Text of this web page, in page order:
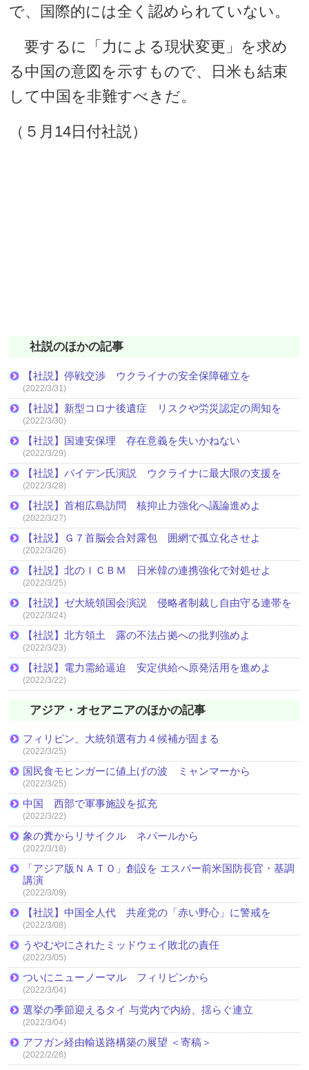
で、国際的には全く認められていない。
要するに「力による現状変更」を求め
る中国の意図を示すもので、日米も結束
して中国を非難すべきだ。
（５月14日付社説）
社説のほかの記事
【社説】停戦交渉 ウクライナの安全保障確立を
(2022/3/31)
【社説】新型コロナ後遺症 リスクや労災認定の周知を
(2022/3/30)
【社説】国連安保理 存在意義を失いかねない
(2022/3/29)
【社説】バイデン氏演説 ウクライナに最大限の支援を
(2022/3/28)
【社説】首相広島訪問 核抑止力強化へ議論進めよ
(2022/3/27)
【社説】Ｇ７首脳会合対露包 囲網で孤立化させよ
(2022/3/26)
【社説】北のＩＣＢＭ 日米韓の連携強化で対処せよ
(2022/3/25)
【社説】ゼ大統領国会演説 侵略者制裁し自由守る連帯を
(2022/3/24)
【社説】北方領土 露の不法占拠への批判強めよ
(2022/3/23)
【社説】電力需給逼迫 安定供給へ原発活用を進めよ
(2022/3/22)
アジア・オセアニアのほかの記事
フィリピン、大統領選有力４候補が固まる
(2022/3/25)
国民食モヒンガーに値上げの波 ミャンマーから
(2022/3/25)
中国 西部で軍事施設を拡充
(2022/3/22)
象の糞からリサイクル ネパールから
(2022/3/18)
「アジア版ＮＡＴＯ」創設を エスパー前米国防長官・基調
講演
(2022/3/09)
【社説】中国全人代 共産党の「赤い野心」に警戒を
(2022/3/08)
うやむやにされたミッドウェイ敗北の責任
(2022/3/05)
ついにニューノーマル フィリピンから
(2022/3/04)
選挙の季節迎えるタイ 与党内で内紛、揺らぐ連立
(2022/3/04)
アフガン経由輸送路構築の展望 ＜寄稿＞
(2022/2/26)